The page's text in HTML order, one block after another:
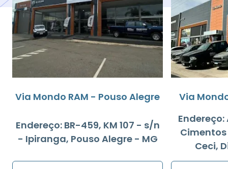
Via Mondo RAM - Pouso Alegre
Endereço: BR-459, KM 107 - s/n
- Ipiranga, Pouso Alegre - MG
Via
Cimentos
Ceci,